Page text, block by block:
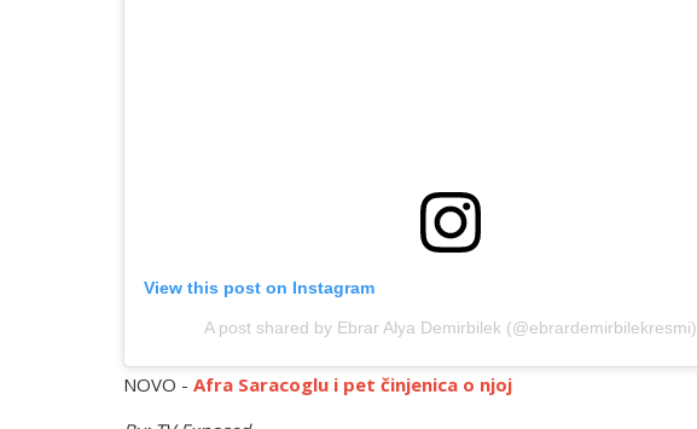
View this post on Instagram
A post shared by Ebrar Alya Demirbilek (@ebrardemirbilekresmi)
NOVO - Afra Saracoglu i pet činjenica o njoj